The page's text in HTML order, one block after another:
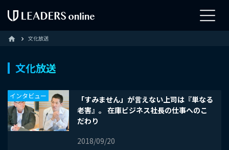
home 文化放送
文化放送
「すみません」が言えない上司は『単なる
老害』。 在庫ビジネス社長の仕事へのこ
だわり
2018/09/20
インタビュー